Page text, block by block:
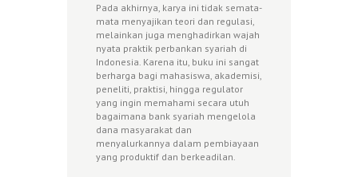
Pada akhirnya, karya ini tidak semata-
mata menyajikan teori dan regulasi,
melainkan juga menghadirkan wajah
nyata praktik perbankan syariah di
Indonesia. Karena itu, buku ini sangat
berharga bagi mahasiswa, akademisi,
peneliti, praktisi, hingga regulator
yang ingin memahami secara utuh
bagaimana bank syariah mengelola
dana masyarakat dan
menyalurkannya dalam pembiayaan
yang produktif dan berkeadilan.